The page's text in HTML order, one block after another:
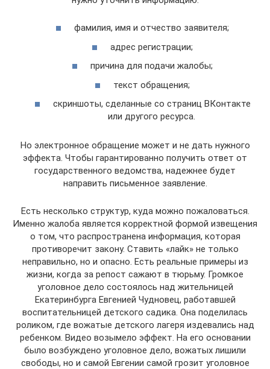
фамилия, имя и отчество заявителя;
адрес регистрации;
причина для подачи жалобы;
текст обращения;
скриншоты, сделанные со страниц ВКонтакте
или другого ресурса.
Но электронное обращение может и не дать нужного
эффекта. Чтобы гарантированно получить ответ от
государственного ведомства, надежнее будет
направить письменное заявление.
Есть несколько структур, куда можно пожаловаться.
Именно жалоба является корректной формой извещения
о том, что распространена информация, которая
противоречит закону. Ставить «лайк» не только
неправильно, но и опасно. Есть реальные примеры из
жизни, когда за репост сажают в тюрьму. Громкое
уголовное дело состоялось над жительницей
Екатеринбурга Евгенией Чудновец, работавшей
воспитательницей детского садика. Она поделилась
роликом, где вожатые детского лагеря издевались над
ребенком. Видео возымело эффект. На его основании
было возбуждено уголовное дело, вожатых лишили
свободы, но и самой Евгении самой грозит уголовное